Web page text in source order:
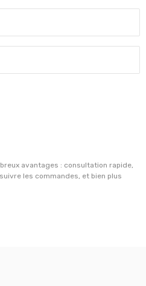
avantages : consultation rapide,
les commandes, et bien plus